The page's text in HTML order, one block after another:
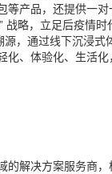
产品，还提供一
略，立足后疫情
源，通过线下沉浸
、体验化、生活
解决方案服务商，